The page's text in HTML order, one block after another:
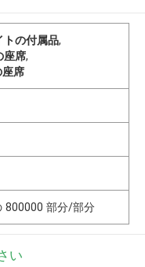
トの付属品,
座席,
座席
800000 部分/部分
い